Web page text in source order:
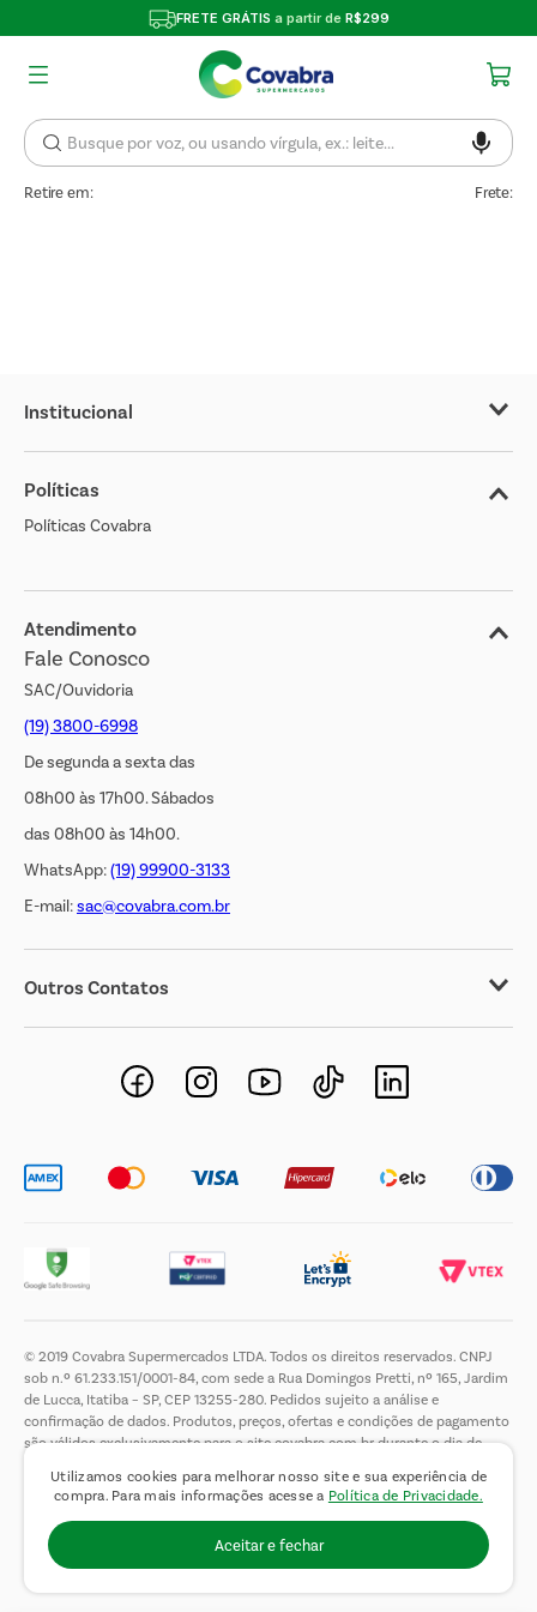
Utilizamos cookies para melhorar nosso site e sua experiência de
compra. Para mais informações acesse a Política de Privacidade.
Aceitar e fechar
FRETE GRÁTISa partir deR$299
Retire em: Frete:
Institucional
Sobre o Covabra
Nossas Lojas
Cliente Bem Estar
Jornal de Ofertas
Transparência Salarial
Políticas
Políticas Covabra
Atendimento
Fale Conosco
SAC/Ouvidoria
(19) 3800-6998
De segunda a sexta das
08h00 às 17h00. Sábados
das 08h00 às 14h00.
WhatsApp:(19) 99900-3133
E-mail:sac@covabra.com.br
Outros Contatos
Negócios Imobiliários
Novos Fornecedores
© 2019 Covabra Supermercados LTDA. Todos os direitos reservados. CNPJ
sob n.º 61.233.151/0001-84, com sede a Rua Domingos Pretti, nº 165, Jardim
de Lucca, Itatiba – SP, CEP 13255-280. Pedidos sujeito a análise e
confirmação de dados. Produtos, preços, ofertas e condições de pagamento
são válidos exclusivamente para o site covabra.com.br durante o dia de
de limitar a quantidade máxima de produtos por compra por cliente. Não
vendemos no atacado. Fotos meramente ilustrativas.É proibida a venda e a
entrega de bebidas alcoólicas a menores de 18 (dezoito) anos, conforme Lei
n.° 8069/90, art. 81, inciso II (Estatuto da Criança e do Adolescente).